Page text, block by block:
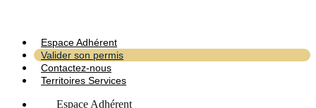
Espace Adhérent
Valider son permis
Contactez-nous
Territoires Services
Espace Adhérent